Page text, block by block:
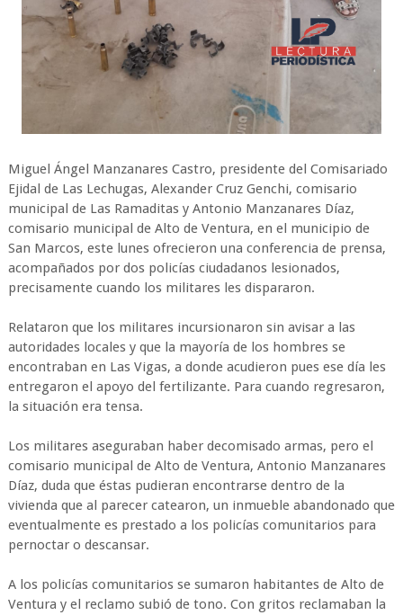
Miguel Ángel Manzanares Castro, presidente del Comisariado
Ejidal de Las Lechugas, Alexander Cruz Genchi, comisario
municipal de Las Ramaditas y Antonio Manzanares Díaz,
comisario municipal de Alto de Ventura, en el municipio de
San Marcos, este lunes ofrecieron una conferencia de prensa,
acompañados por dos policías ciudadanos lesionados,
precisamente cuando los militares les dispararon.
Relataron que los militares incursionaron sin avisar a las
autoridades locales y que la mayoría de los hombres se
encontraban en Las Vigas, a donde acudieron pues ese día les
entregaron el apoyo del fertilizante. Para cuando regresaron,
la situación era tensa.
Los militares aseguraban haber decomisado armas, pero el
comisario municipal de Alto de Ventura, Antonio Manzanares
Díaz, duda que éstas pudieran encontrarse dentro de la
vivienda que al parecer catearon, un inmueble abandonado que
eventualmente es prestado a los policías comunitarios para
pernoctar o descansar.
A los policías comunitarios se sumaron habitantes de Alto de
Ventura y el reclamo subió de tono. Con gritos reclamaban la